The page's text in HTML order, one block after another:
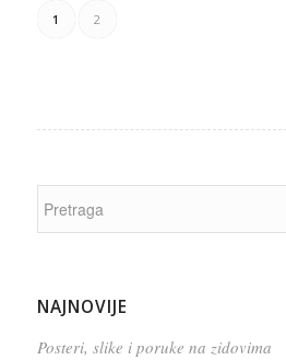
1 2
NAJNOVIJE
Posteri, slike i poruke na zidovima